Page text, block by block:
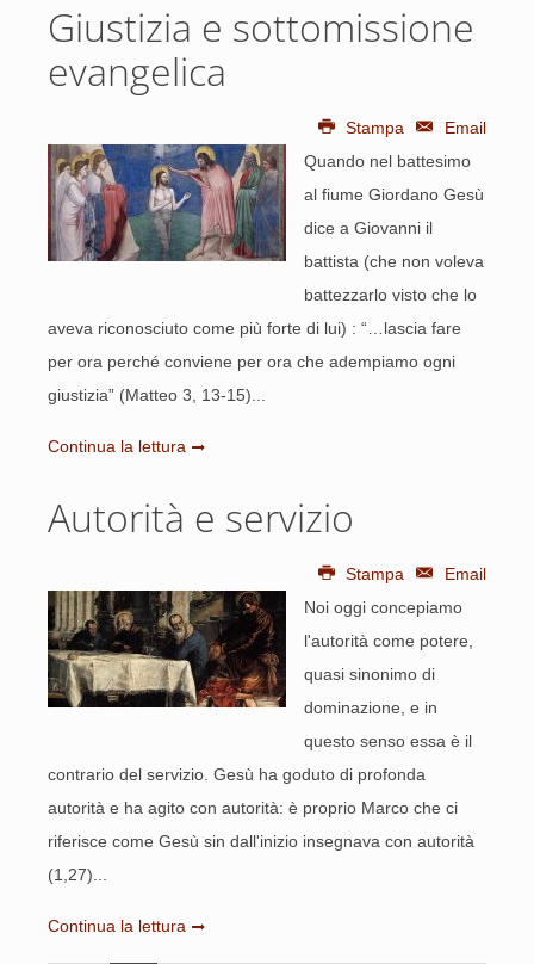
Giustizia e sottomissione
evangelica
Stampa
Email
Quando nel battesimo
al fiume Giordano Gesù
dice a Giovanni il
battista (che non voleva
battezzarlo visto che lo
aveva riconosciuto come più forte di lui) : “…lascia fare
per ora perché conviene per ora che adempiamo ogni
giustizia” (Matteo 3, 13-15)...
Continua la lettura
Autorità e servizio
Stampa
Email
Noi oggi concepiamo
l'autorità come potere,
quasi sinonimo di
dominazione, e in
questo senso essa è il
contrario del servizio. Gesù ha goduto di profonda
autorità e ha agito con autorità: è proprio Marco che ci
riferisce come Gesù sin dall'inizio insegnava con autorità
(1,27)...
Continua la lettura